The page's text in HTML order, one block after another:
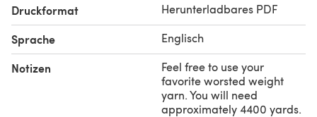
Druckformat Herunterladbares PDF
Sprache Englisch
Notizen
Feel free to use your
favorite worsted weight
yarn. You will need
approximately 4400 yards.